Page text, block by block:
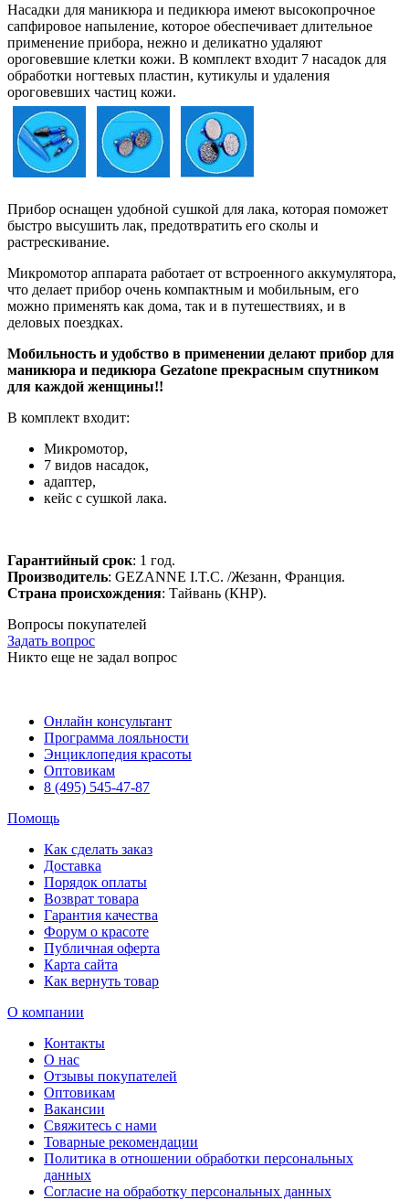
Насадки для маникюра и педикюра имеют высокопрочное
сапфировое напыление, которое обеспечивает длительное
применение прибора, нежно и деликатно удаляют
ороговевшие клетки кожи. В комплект входит 7 насадок для
обработки ногтевых пластин, кутикулы и удаления
ороговевших частиц кожи.
Прибор оснащен удобной сушкой для лака, которая поможет
быстро высушить лак, предотвратить его сколы и
растрескивание.
Микромотор аппарата работает от встроенного аккумулятора,
что делает прибор очень компактным и мобильным, его
можно применять как дома, так и в путешествиях, и в
деловых поездках.
Мобильность и удобство в применении делают прибор для
маникюра и педикюра Gezatone прекрасным спутником
для каждой женщины!!
В комплект входит:
Микромотор,
7 видов насадок,
адаптер,
кейс с сушкой лака.
Гарантийный срок: 1 год.
Производитель: GEZANNE I.T.C. /Жезанн, Франция.
Страна происхождения: Тайвань (КНР).
Вопросы покупателей
Задать вопрос
Никто еще не задал вопрос
Онлайн консультант
Программа лояльности
Энциклопедия красоты
Оптовикам
8 (495) 545-47-87
Помощь
Как сделать заказ
Доставка
Порядок оплаты
Возврат товара
Гарантия качества
Форум о красоте
Публичная оферта
Карта сайта
Как вернуть товар
О компании
Контакты
О нас
Отзывы покупателей
Оптовикам
Вакансии
Свяжитесь с нами
Товарные рекомендации
Политика в отношении обработки персональных
данных
Согласие на обработку персональных данных